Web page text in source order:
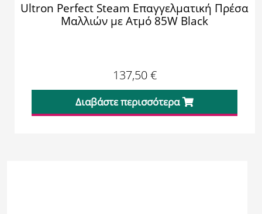
Ultron Perfect Steam Επαγγελματική Πρέσα
Μαλλιών με Ατμό 85W Black
137,50€
Διαβάστε περισσότερα